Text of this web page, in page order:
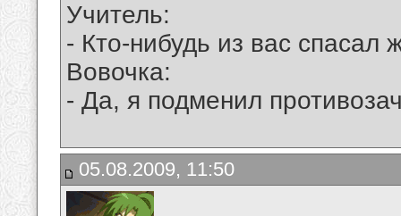
Учитель:
- Кто-нибудь из вас спасал
Вовочка:
- Да, я подменил
05.08.2009, 11:50